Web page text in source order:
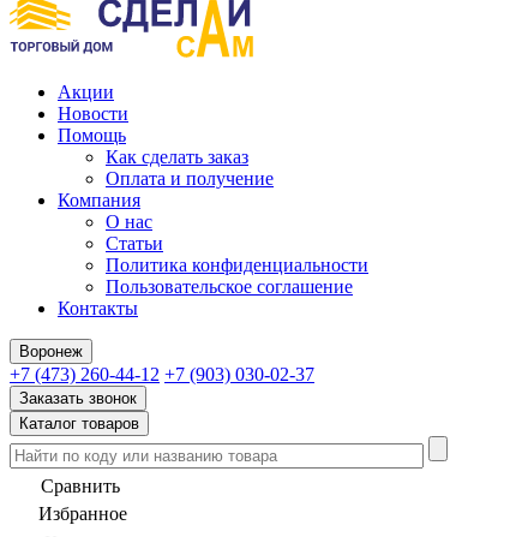
Акции
Новости
Помощь
Как сделать заказ
Оплата и получение
Компания
О нас
Статьи
Политика конфиденциальности
Пользовательское соглашение
Контакты
Воронеж
+7 (473) 260-44-12 +7 (903) 030-02-37
Заказать звонок
Каталог товаров
Сравнить
Избранное